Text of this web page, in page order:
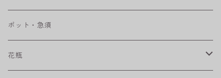
ベベルボウル
プリーツ
長皿
角皿
中鉢
小鉢
カップ
マグカップ
ポット・急須
花瓶